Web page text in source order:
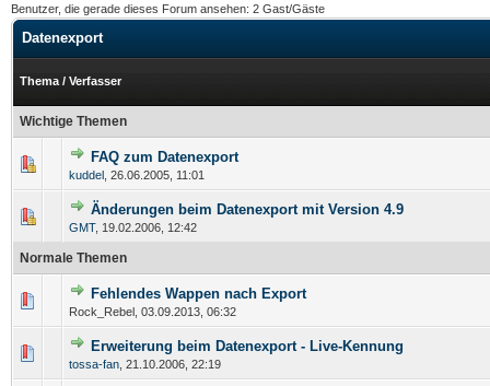
Benutzer, die gerade dieses Forum ansehen: 2 Gast/Gäste
Datenexport
Thema / Verfasser
Wichtige Themen
FAQ zum Datenexport
kuddel 26.06.2005, 11:01
Änderungen beim Datenexport mit Version 4.9
GMT, 19.02.2006, 12:42
Normale Themen
Fehlendes Wappen nach Export
Rock_Rebel, 03.09.2013, 06:32
Erweiterung beim Datenexport - Live-Kennung
tossa-fan 21.10.2006, 22:19